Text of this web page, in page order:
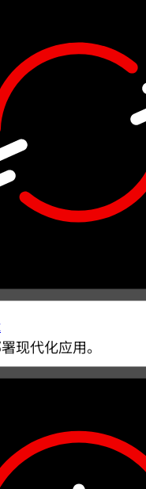
现代化应用。